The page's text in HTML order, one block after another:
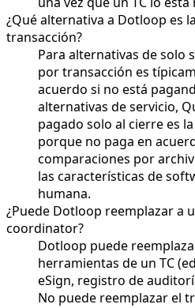
¿Qué alternativa a Dotloop es
transacción?
Para alternativas de solo
por transacción es
acuerdo si no está
alternativas de servicio,
pagado solo al cierre es
porque no paga en
comparaciones por
las características de
humana.
¿Puede Dotloop reemplazar a
coordinator?
Dotloop puede
herramientas de un TC
eSign, registro de
No puede reemplazar el